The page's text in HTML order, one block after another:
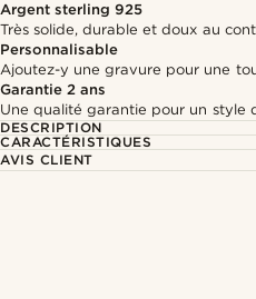
Argent sterling 925
Très solide, durable et doux au
Personnalisable
Ajoutez-y une gravure pour une
Garantie 2 ans
Une qualité garantie pour un style
DESCRIPTION
CARACTÉRISTIQUES
AVIS CLIENT